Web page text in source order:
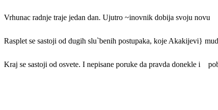
Vrhunac radnje traje jedan dan. Ujutro ~inovnik dobija svoju novu
Rasplet se sastoji od dugih slu`benih postupaka, koje Akakijevi}
Kraj se sastoji od osvete. I nepisane poruke da pravda donekle i